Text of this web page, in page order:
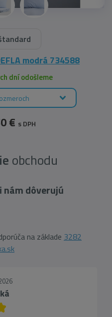
modrá 734588
dní odošleme
€ s DPH
obchodu
nám dôverujú
na základe 3282